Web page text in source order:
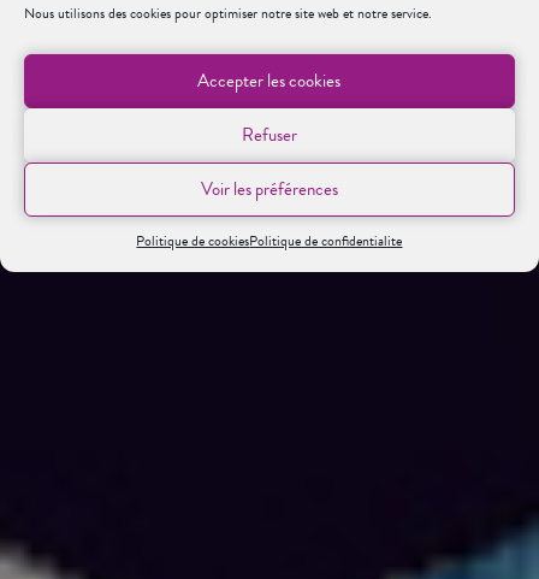
Nous utilisons des cookies pour optimiser notre site web et notre service.
Accepter les cookies
Refuser
Voir les préférences
Politique de cookiesPolitique de confidentialite